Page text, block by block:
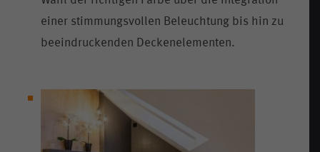
einer stimmungsvollen Beleuchtung bis hin zu
beeindruckenden Deckenelementen.